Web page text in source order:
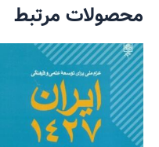
محصولات مرتبط